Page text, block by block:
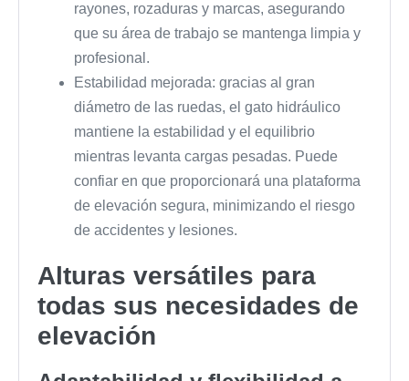
rayones, rozaduras y marcas, asegurando
que su área de trabajo se mantenga limpia y
profesional.
Estabilidad mejorada: gracias al gran
diámetro de las ruedas, el gato hidráulico
mantiene la estabilidad y el equilibrio
mientras levanta cargas pesadas. Puede
confiar en que proporcionará una plataforma
de elevación segura, minimizando el riesgo
de accidentes y lesiones.
Alturas versátiles para
todas sus necesidades de
elevación